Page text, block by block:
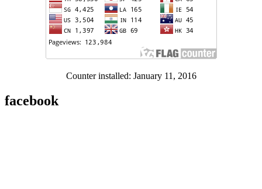
Counter installed: January 11, 2016
facebook